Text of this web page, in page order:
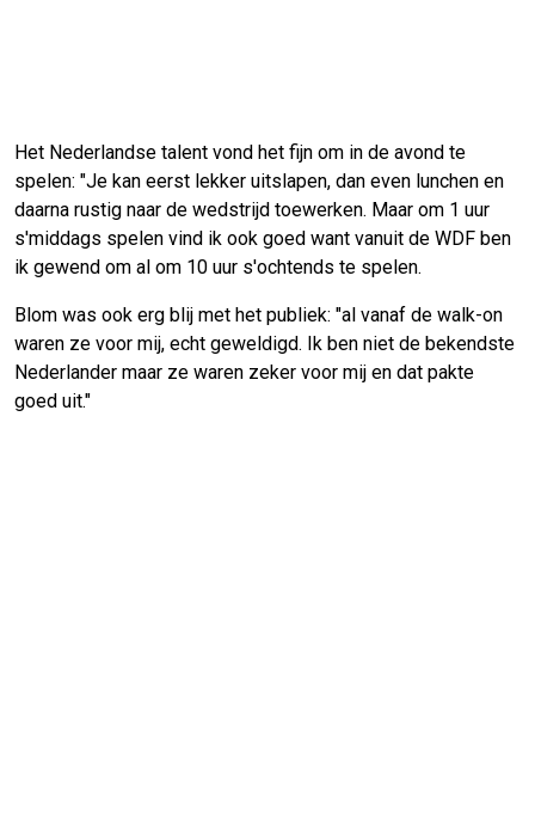
Het Nederlandse talent vond het fijn om in de avond te
spelen: "Je kan eerst lekker uitslapen, dan even lunchen en
daarna rustig naar de wedstrijd toewerken. Maar om 1 uur
s'middags spelen vind ik ook goed want vanuit de WDF ben
ik gewend om al om 10 uur s'ochtends te spelen.
Blom was ook erg blij met het publiek: "al vanaf de walk-on
waren ze voor mij, echt geweldigd. Ik ben niet de bekendste
Nederlander maar ze waren zeker voor mij en dat pakte
goed uit."